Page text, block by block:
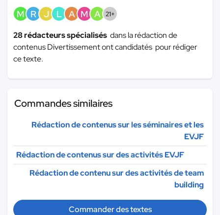
M R J L A M A 21+
28 rédacteurs spécialisés dans la rédaction de
contenus Divertissement ont candidatés pour rédiger
ce texte.
Commandes similaires
Rédaction de contenus sur les séminaires et les
EVJF
Rédaction de contenus sur des activités EVJF
Rédaction de contenu sur des activités de team
building
Commander des textes